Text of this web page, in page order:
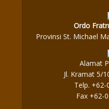
Ordo
Provinsi St. Michael
Alamat
Jl. Kramat 5/
Telp. +62-
Fax +62-